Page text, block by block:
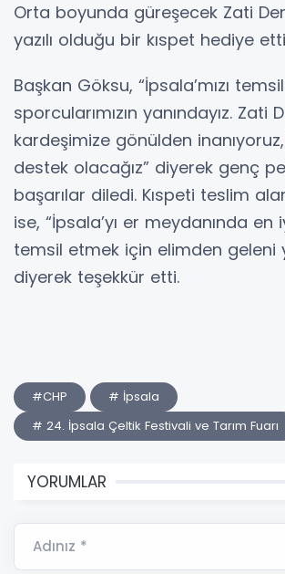
Orta boyunda güreşecek Zati
yazılı olduğu bir kıspet hediye
Başkan Göksu, “İpsala’mızı
sporcularımızın yanındayız. Zati
kardeşimize gönülden
destek olacağız” diyerek genç
başarılar diledi. Kıspeti teslim
ise, “İpsala’yı er meydanında en
temsil etmek için elimden geleni
diyerek teşekkür etti.
#CHP
# İpsala
# 24. İpsala Çeltik Festivali ve Tarım Fuarı
YORUMLAR
Adınız *